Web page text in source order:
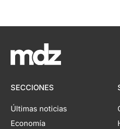
SECCIONES
Últimas noticias
Economía